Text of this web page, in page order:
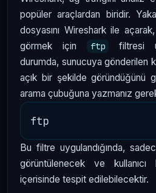
popüler araçlardan biridir.
dosyasını Wireshark ile
görmek için
ftp
filtresi
durumda, sunucuya gönderilen
açık bir şekilde göründüğünü
arama çubuğuna yazmanız
Bu filtre uygulandığında,
görüntülenecek ve
içerisinde tespit edilebilecektir.